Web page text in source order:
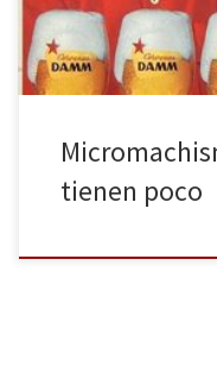
tienen poco